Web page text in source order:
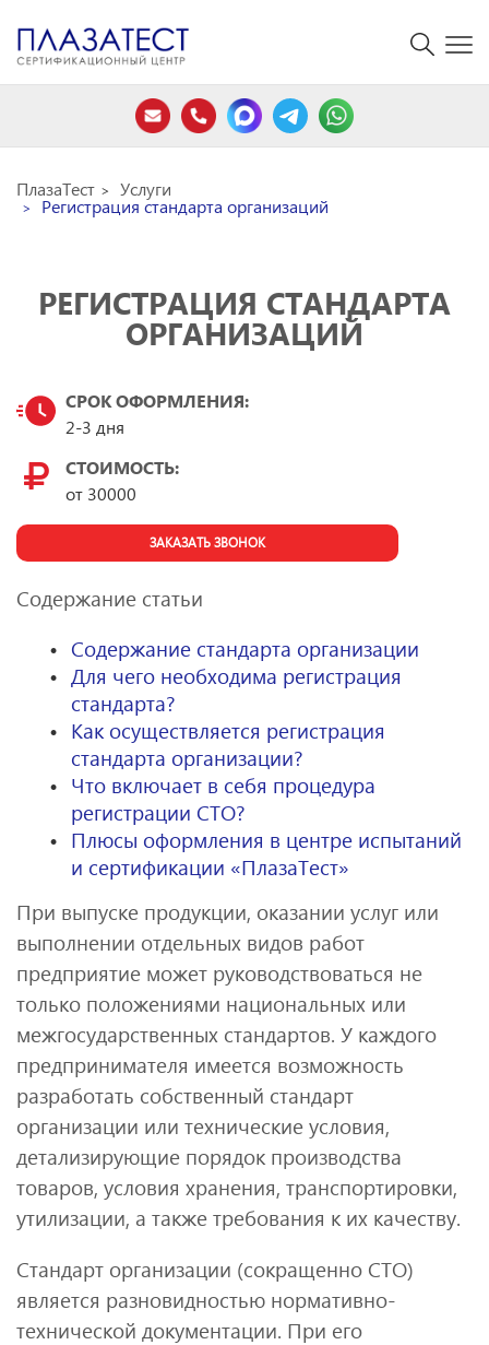
ПлазаТест Услуги
Регистрация стандарта организаций
РЕГИСТРАЦИЯ СТАНДАРТА
ОРГАНИЗАЦИЙ
СРОК ОФОРМЛЕНИЯ:
2-3 дня
СТОИМОСТЬ:
от 30000
ЗАКАЗАТЬ ЗВОНОК
Содержание статьи
Содержание стандарта организации
Для чего необходима регистрация
стандарта?
Как осуществляется регистрация
стандарта организации?
Что включает в себя процедура
регистрации СТО?
Плюсы оформления в центре испытаний
и сертификации «ПлазаТест»
При выпуске продукции, оказании услуг или
выполнении отдельных видов работ
предприятие может руководствоваться не
только положениями национальных или
межгосударственных стандартов. У каждого
предпринимателя имеется возможность
разработать собственный стандарт
организации или технические условия,
детализирующие порядок производства
товаров, условия хранения, транспортировки,
утилизации, а также требования к их качеству.
Стандарт организации (сокращенно СТО)
является разновидностью нормативно-
технической документации. При его